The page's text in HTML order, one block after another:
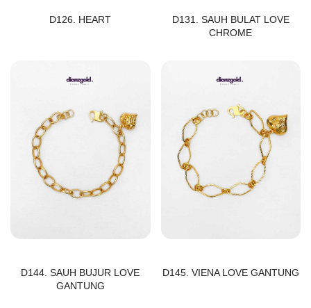
D126. HEART
D131. SAUH BULAT LOVE
CHROME
D144. SAUH BUJUR LOVE
GANTUNG
D145. VIENA LOVE GANTUNG